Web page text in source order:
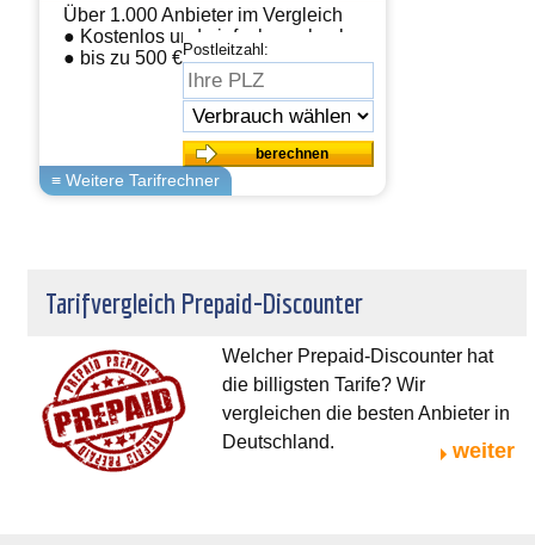
Über 1.000 Anbieter im Vergleich
● Kostenlos und einfach wechseln
● bis zu 500 € sparen
Postleitzahl:
Tarifvergleich Prepaid-Discounter
Welcher Prepaid-Discounter hat
die billigsten Tarife? Wir
vergleichen die besten Anbieter in
Deutschland.
weiter